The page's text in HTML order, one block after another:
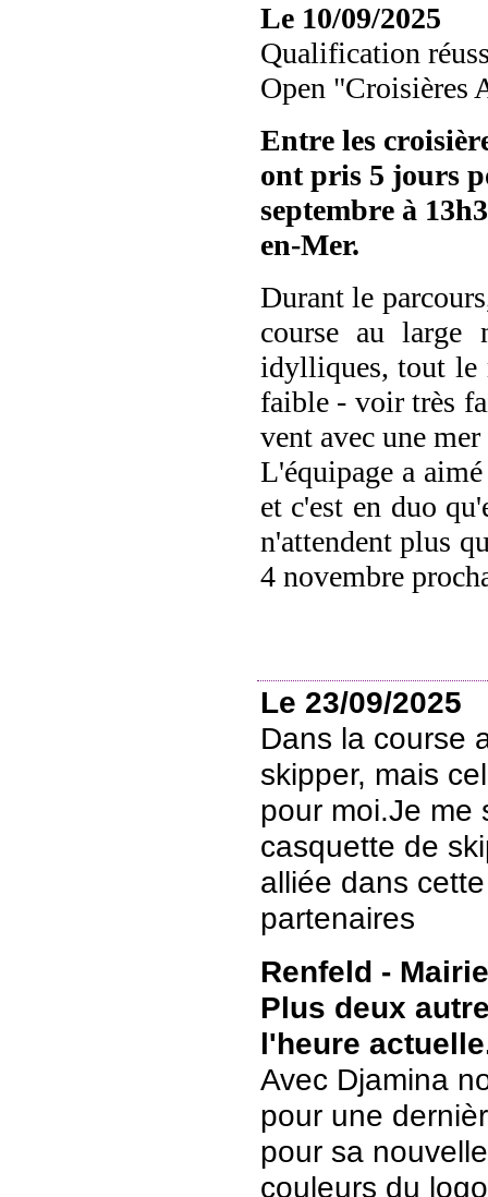
Le 10/09/2025
Qualification
Open "Croisières
Entre les
ont pris 5 jours
septembre à
en-Mer.
Durant le
course au large
idylliques, tout le
faible - voir très
vent avec une
L'équipage a
et c'est en duo
n'attendent plus
4 novembre
Le 23/09/2025
Dans la course
skipper, mais
pour moi.Je me
casquette de
alliée dans
partenaires
Renfeld -
Plus deux
l'heure
Avec Djamina
pour une
pour sa
couleurs du